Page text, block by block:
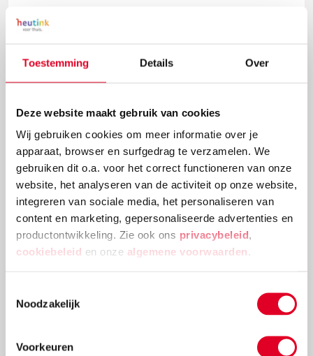
Toestemming Details Over
Deze website maakt gebruik van cookies
Wij gebruiken cookies om meer informatie over je
apparaat, browser en surfgedrag te verzamelen. We
gebruiken dit o.a. voor het correct functioneren van onze
website, het analyseren van de activiteit op onze website,
integreren van sociale media, het personaliseren van
content en marketing, gepersonaliseerde advertenties en
productontwikkeling. Zie ook ons privacybeleid,
cookiebeleid en onze algemene voorwaarden .
Noodzakelijk
Voorkeuren
Knutselidee: kerstballenboom maken
Deze kerstballenboom is een echte eyecatcher! Plak
verschillende groottes van kerstballen en
Lees meer